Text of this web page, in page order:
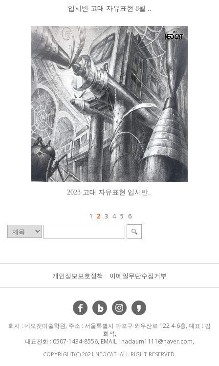
입시반 고대 자유표현 8월 ..
2023 고대 자유표현 입시반..
1 2 3 4 5 6
개인정보보호정책 이메일무단수집거부
회사 : 네오캣미술학원, 주소 : 서울특별시 마포구 와우산로 122 4-6층, 대표 : 김
희석,
대표전화 : 0507-1434-8556, EMAIL : nadaum1111@naver.com,
COPYRIGHT(C) 2021 NEOCAT. ALL RIGHT RESERVED.